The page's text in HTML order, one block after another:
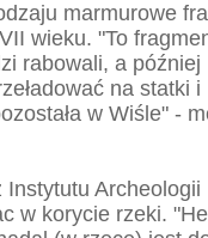
marmurowe
wieku. "To
rabowali, a później
na statki
w Wiśle" -
w korycie rzeki.